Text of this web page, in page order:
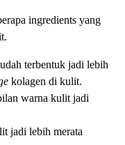
ingredients yang
terbentuk jadi lebih
kolagen di kulit.
warna kulit jadi
jadi lebih merata